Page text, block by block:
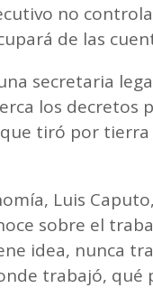
no
de las
secretaria
los decretos
tiró por tierra
Luis
sobre el
idea, nunca
trabajó, qué